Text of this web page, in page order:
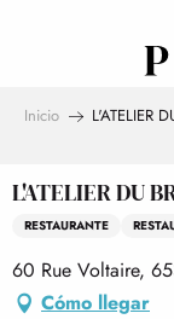
Inicio L'ATELIER
L'ATELIER DU
RESTAURANTE
60 Rue Voltaire,
Cómo llegar